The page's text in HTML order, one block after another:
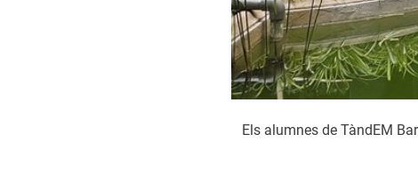
Els alumnes de TàndEM